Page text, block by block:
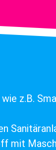
z.B.
mit